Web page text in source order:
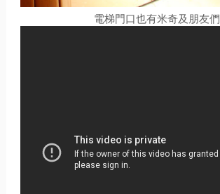
電梯門口也有米奇及朋友們